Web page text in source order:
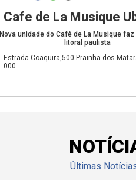
Cafe de La Musique
Nova unidade do Café de La Musique
litoral paulista
Estrada Coaquira,500-Prainha dos
000
Últimas